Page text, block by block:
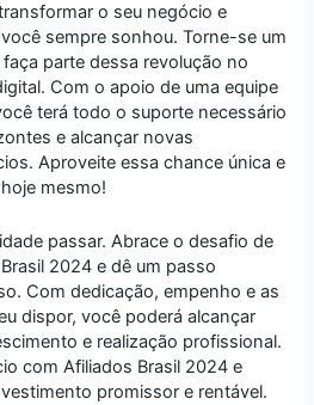
o seu negócio e
sempre sonhou. Torne-se um
parte dessa revolução no
Com o apoio de uma equipe
terá todo o suporte necessário
e alcançar novas
Aproveite essa chance única e
mesmo!
passar. Abrace o desafio de
2024 e dê um passo
Com dedicação, empenho e as
dispor, você poderá alcançar
e realização profissional.
com Afiliados Brasil 2024 e
promissor e rentável.